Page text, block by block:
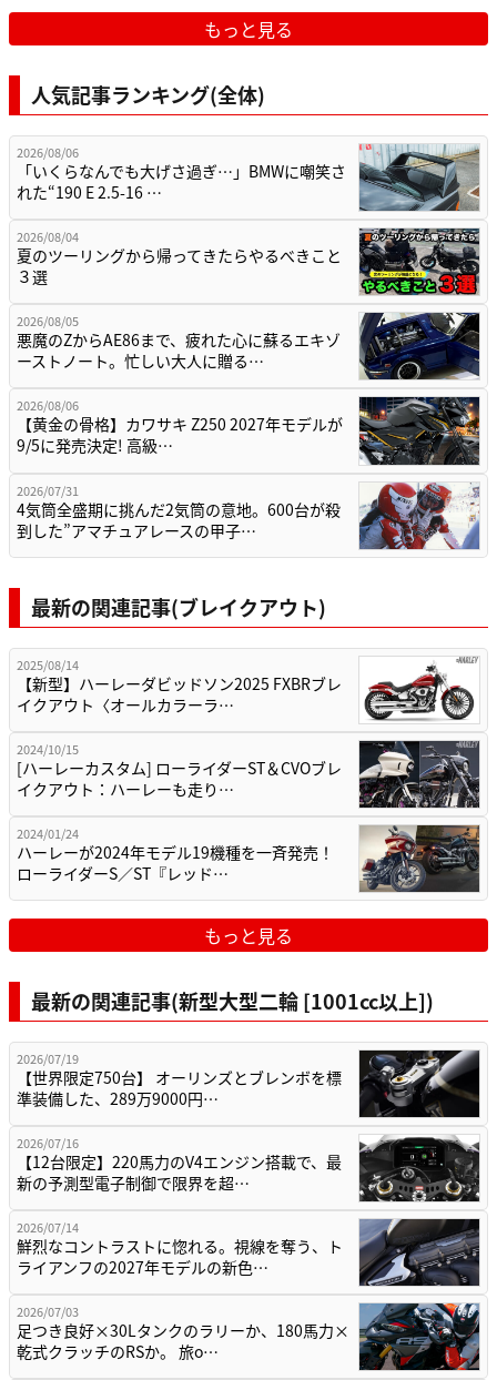
もっと見る
人気記事ランキング(全体)
2026/08/06
「いくらなんでも大げさ過ぎ…」BMWに嘲笑さ
れた“190 E 2.5-16 …
2026/08/04
夏のツーリングから帰ってきたらやるべきこと
３選
2026/08/05
悪魔のZからAE86まで、疲れた心に蘇るエキゾ
ーストノート。忙しい大人に贈る…
2026/08/06
【黄金の骨格】カワサキ Z250 2027年モデルが
9/5に発売決定! 高級…
2026/07/31
4気筒全盛期に挑んだ2気筒の意地。600台が殺
到した”アマチュアレースの甲子…
最新の関連記事(ブレイクアウト)
2025/08/14
【新型】ハーレーダビッドソン2025 FXBRブレ
イクアウト〈オールカラーラ…
2024/10/15
[ハーレーカスタム] ローライダーST＆CVOブレ
イクアウト：ハーレーも走り…
2024/01/24
ハーレーが2024年モデル19機種を一斉発売！
ローライダーS／ST『レッド…
もっと見る
最新の関連記事(新型大型二輪 [1001cc以上])
2026/07/19
【世界限定750台】 オーリンズとブレンボを標
準装備した、289万9000円…
2026/07/16
【12台限定】220馬力のV4エンジン搭載で、最
新の予測型電子制御で限界を超…
2026/07/14
鮮烈なコントラストに惚れる。視線を奪う、ト
ライアンフの2027年モデルの新色…
2026/07/03
足つき良好×30Lタンクのラリーか、180馬力×
乾式クラッチのRSか。 旅o…